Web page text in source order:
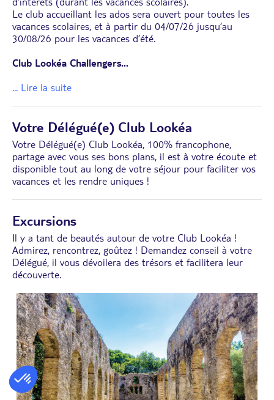
Le club accueillant les ados sera ouvert pour toutes les
vacances scolaires, et à partir du 04/07/26 jusqu’au
30/08/26 pour les vacances d’été.
Club Lookéa Challengers...
... Lire la suite
Votre Délégué(e) Club Lookéa
Votre Délégué(e) Club Lookéa, 100% francophone,
partage avec vous ses bons plans, il est à votre écoute et
disponible tout au long de votre séjour pour faciliter vos
vacances et les rendre uniques !
Excursions
Il y a tant de beautés autour de votre Club Lookéa !
Admirez, rencontrez, goûtez ! Demandez conseil à votre
Délégué, il vous dévoilera des trésors et facilitera leur
découverte.